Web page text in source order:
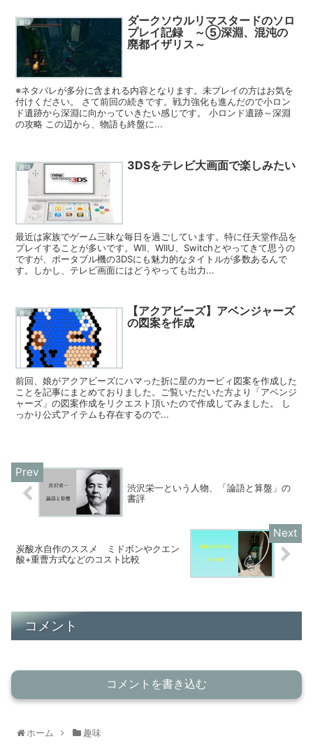
趣味
ダークソウルリマスタードのソロ
プレイ記録 ～⑤深淵、混沌の
廃都イザリス～
※ネタバレが多分に含まれる内容となります。未プレイの方はお気を
付けください。 さて前回の続きです。戦力強化も進んだので小ロン
ド遺跡から深淵に向かっていきたい感じです。 小ロンド遺跡～深淵
の攻略 この辺から、物語も終盤に...
趣味 3DSをテレビ大画面で楽しみたい
最近は家族でゲーム三昧な毎日を過ごしています。特に任天堂作品を
プレイすることが多いです。WII、WIIU、Switchとやってきて思うの
ですが、ポータブル機の3DSにも魅力的なタイトルが多数あるんで
す。しかし、テレビ画面にはどうやっても出力...
趣味
【アクアビーズ】アベンジャーズ
の図案を作成
前回、娘がアクアビーズにハマった折に星のカービィ図案を作成した
ことを記事にまとめておりました。ご覧いただいた方より「アベンジ
ャーズ」の図案作成をリクエスト頂いたので作成してみました。 し
っかり公式アイテムも存在するので...
渋沢栄一という人物、「論語と算盤」の
書評
炭酸水自作のススメ ミドボンやクエン
酸+重曹方式などのコスト比較
コメント
コメントを書き込む
ホーム 趣味